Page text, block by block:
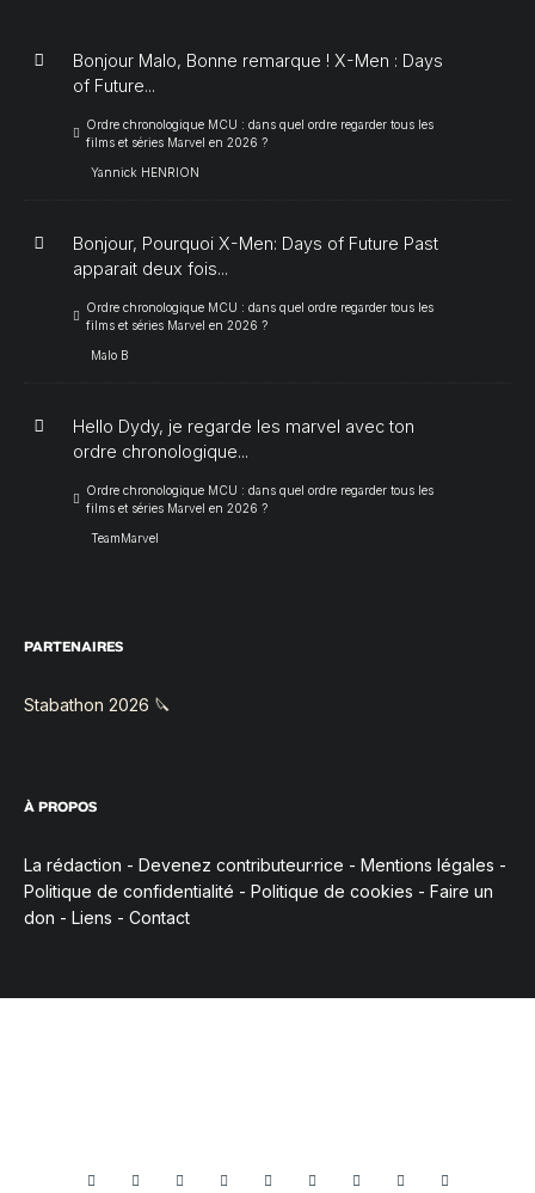
Bonjour Malo, Bonne remarque ! X-Men : Days
of Future...
Ordre chronologique MCU : dans quel ordre regarder tous les
films et séries Marvel en 2026 ?
Yannick HENRION
Bonjour, Pourquoi X-Men: Days of Future Past
apparait deux fois...
Ordre chronologique MCU : dans quel ordre regarder tous les
films et séries Marvel en 2026 ?
Malo B
Hello Dydy, je regarde les marvel avec ton
ordre chronologique...
Ordre chronologique MCU : dans quel ordre regarder tous les
films et séries Marvel en 2026 ?
TeamMarvel
PARTENAIRES
Stabathon 2026 🔪
À PROPOS
La rédaction - Devenez contributeur·rice - Mentions légales -
Politique de confidentialité - Politique de cookies - Faire un
don - Liens - Contact